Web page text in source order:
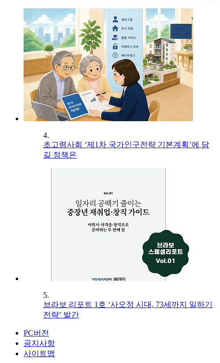
4.
초고령사회 ‘제1차 국가인구전략 기본계획’에 담
길 정책은
5.
브라보 리포트 1호 ‘사오정 시대, 73세까지 일하기
전략’ 발간
PC버전
공지사항
사이트맵